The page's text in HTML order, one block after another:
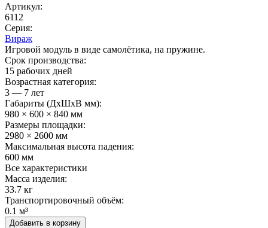
Артикул:
6112
Серия:
Вираж
Игровой модуль в виде самолётика, на пружине.
Срок производства:
15 рабочих дней
Возрастная категория:
3 — 7 лет
Габариты (ДхШxВ мм):
980 × 600 × 840 мм
Размеры площадки:
2980 × 2600 мм
Максимальная высота падения:
600 мм
Все характеристики
Масса изделия:
33.7 кг
Транспортировочный объём:
0.1 м³
Добавить в корзину